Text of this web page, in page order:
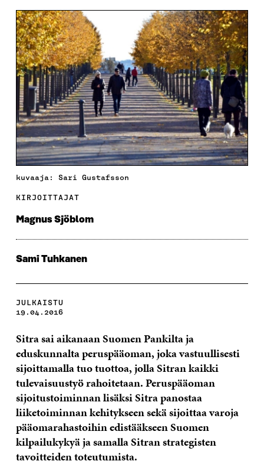
kuvaaja: Sari Gustafsson
KIRJOITTAJAT
Magnus Sjöblom
Sami Tuhkanen
JULKAISTU
19.04.2016
Sitra sai aikanaan Suomen Pankilta ja
eduskunnalta peruspääoman, joka vastuullisesti
sijoittamalla tuo tuottoa, jolla Sitran kaikki
tulevaisuustyö rahoitetaan. Peruspääoman
sijoitustoiminnan lisäksi Sitra panostaa
liiketoiminnan kehitykseen sekä sijoittaa varoja
pääomarahastoihin edistääkseen Suomen
kilpailukykyä ja samalla Sitran strategisten
tavoitteiden toteutumista.